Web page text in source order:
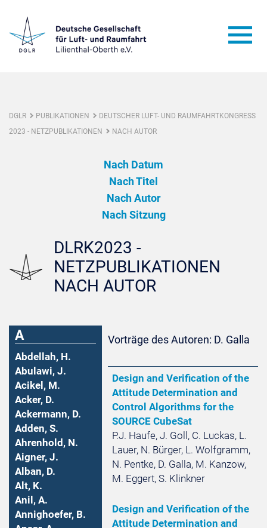
DGLR PUBLIKATIONEN
DEUTSCHER LUFT- UND RAUMFAHRTKONGRESS
2023 - NETZPUBLIKATIONEN
NACH AUTOR
Nach Datum
Nach Titel
Nach Autor
Nach Sitzung
DLRK2023 -
NETZPUBLIKATIONEN
NACH AUTOR
A
Abdellah, H.
Abulawi, J.
Acikel, M.
Acker, D.
Ackermann, D.
Adden, S.
Ahrenhold, N.
Aigner, J.
Alban, D.
Alt, K.
Anil, A.
Annighoefer, B.
Vorträge des Autoren: D. Galla
Design and Verification of the
Attitude Determination and
Control Algorithms for the
SOURCE CubeSat
P.J. Haufe, J. Goll, C. Luckas, L.
Lauer, N. Bürger, L. Wolfgramm,
N. Pentke, D. Galla, M. Kanzow,
M. Eggert, S. Klinkner
Design and Verification of the
Attitude Determination and